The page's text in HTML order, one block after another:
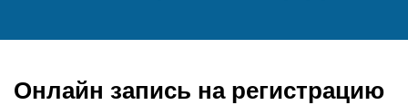
Онлайн запись на регистрацию